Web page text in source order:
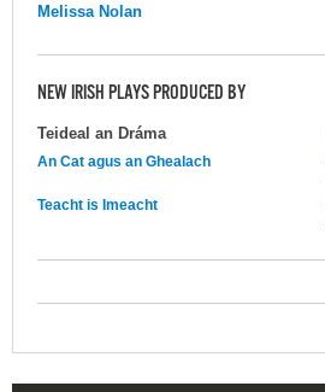
Melissa Nolan
NEW IRISH PLAYS PRODUCED BY
Teideal an Dráma
An Cat agus an Ghealach
Teacht is Imeacht